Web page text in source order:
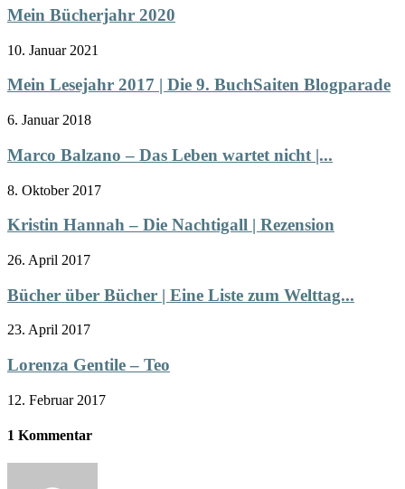
Mein Bücherjahr 2020
10. Januar 2021
Mein Lesejahr 2017 | Die 9. BuchSaiten Blogparade
6. Januar 2018
Marco Balzano – Das Leben wartet nicht |...
8. Oktober 2017
Kristin Hannah – Die Nachtigall | Rezension
26. April 2017
Bücher über Bücher | Eine Liste zum Welttag...
23. April 2017
Lorenza Gentile – Teo
12. Februar 2017
1 Kommentar